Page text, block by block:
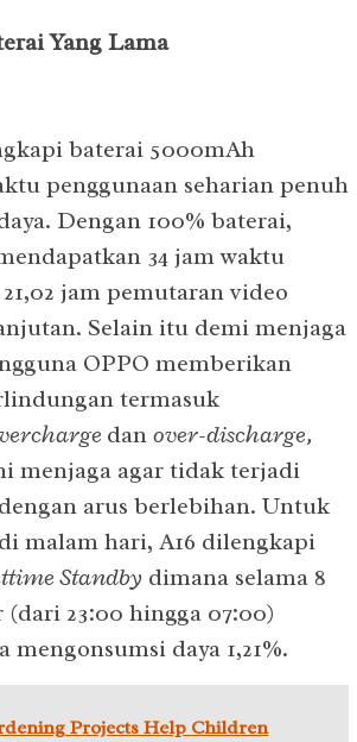
Yang Lama
baterai 5000mAh
penggunaan seharian penuh
Dengan 100% baterai,
34 jam waktu
jam pemutaran video
Selain itu demi menjaga
OPPO memberikan
termasuk
dan over-discharge,
menjaga agar tidak terjadi
arus berlebihan. Untuk
malam hari, A16 dilengkapi
Standby dimana selama 8
23:00 hingga 07:00)
mengonsumsi daya 1,21%.
Projects Help Children